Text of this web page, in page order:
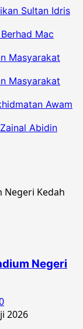
Sultan Idris
Mac
Masyarakat
Masyarakat
Awam
Abidin
Negeri